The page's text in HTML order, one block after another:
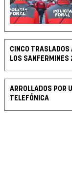
CINCO TRASLADOS
LOS SANFERMINES
ARROLLADOS POR
TELEFÓNICA